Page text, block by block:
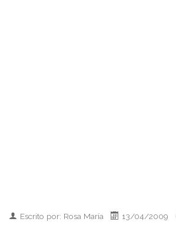
Escrito por: Rosa María 13/04/2009